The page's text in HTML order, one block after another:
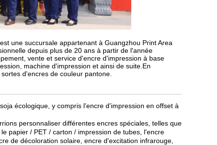
est une succursale appartenant à Guangzhou Print Area
depuis plus de 20 ans à partir de l'année
vente et service d'encre d'impression à base
machine d'impression et ainsi de suite.En
d'encres de couleur pantone.
écologique, y compris l'encre d'impression en offset à
personnaliser différentes encres spéciales, telles que
papier / PET / carton / impression de tubes, l'encre
de décoloration solaire, encre d'excitation infrarouge,